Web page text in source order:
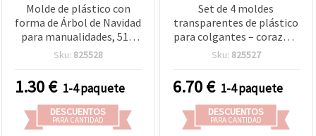
Molde de plástico con
forma de Árbol de Navidad
para manualidades, 51 x
42 x 21 mm, Set de 2
Sku: 825528
1.30€ 1-4 paquete
DESCUENTOS
PARA CANTIDAD
Set de 4 moldes
transparentes de plástico
para colgantes – corazón,
estrella, círculo y
manualidades
reutilizables para resina
epoxi/UV, arcilla
polimérica y yeso –
Sku: 825527
6.70€ 1-4 paquete
DESCUENTOS
PARA CANTIDAD